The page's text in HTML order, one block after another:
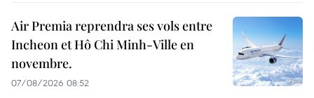
Air Premia reprendra ses vols entre
Incheon et Hô Chi Minh-Ville en
novembre.
07/08/2026 08:52